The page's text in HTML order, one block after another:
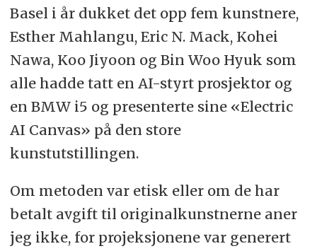
Basel i år dukket det opp fem kunstnere,
Esther Mahlangu, Eric N. Mack, Kohei
Nawa, Koo Jiyoon og Bin Woo Hyuk som
alle hadde tatt en AI-styrt prosjektor og
en BMW i5 og presenterte sine «Electric
AI Canvas» på den store
kunstutstillingen.
Om metoden var etisk eller om de har
betalt avgift til originalkunstnerne aner
jeg ikke, for projeksjonene var generert